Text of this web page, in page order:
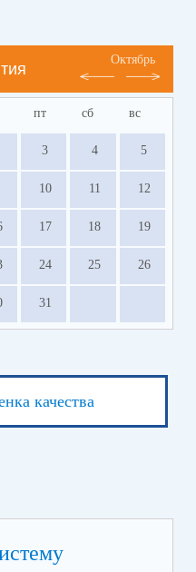
Октябрь
пт сб вс
3 4 5
10 11 12
17 18 19
24 25 26
31
качества